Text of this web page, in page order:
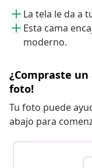
La tela le da a
Esta cama
moderno.
¿Compraste
foto!
Tu foto puede
abajo para